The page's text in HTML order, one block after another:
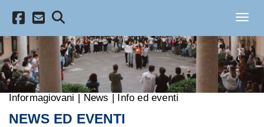
Informagiovani | News | Info ed eventi
NEWS ED EVENTI